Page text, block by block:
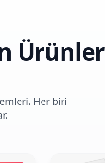
Ürünler
Her biri